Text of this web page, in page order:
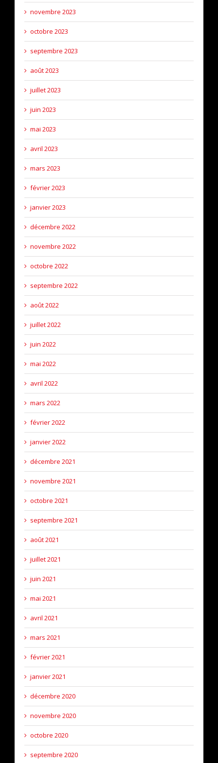
novembre 2023
octobre 2023
septembre 2023
août 2023
juillet 2023
juin 2023
mai 2023
avril 2023
mars 2023
février 2023
janvier 2023
décembre 2022
novembre 2022
octobre 2022
septembre 2022
août 2022
juillet 2022
juin 2022
mai 2022
avril 2022
mars 2022
février 2022
janvier 2022
décembre 2021
novembre 2021
octobre 2021
septembre 2021
août 2021
juillet 2021
juin 2021
mai 2021
avril 2021
mars 2021
février 2021
janvier 2021
décembre 2020
novembre 2020
octobre 2020
septembre 2020